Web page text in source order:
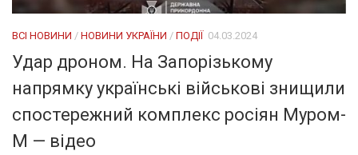
ВСІ НОВИНИ / НОВИНИ УКРАЇНИ / ПОДІЇ 04.03.2024
Удар дроном. На Запорізькому
напрямку українські військові знищили
спостережний комплекс росіян Муром-
М — відео